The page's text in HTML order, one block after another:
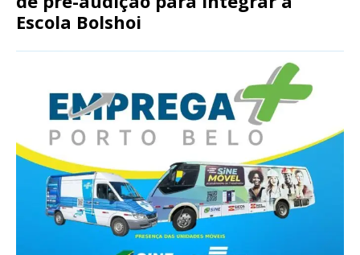
Escola Bolshoi